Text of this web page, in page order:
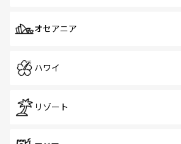
オセアニア
ハワイ
リゾート